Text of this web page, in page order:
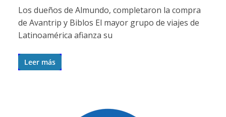
Los dueños de Almundo, completaron la compra
de Avantrip y Biblos El mayor grupo de viajes de
Latinoamérica afianza su
Leer más